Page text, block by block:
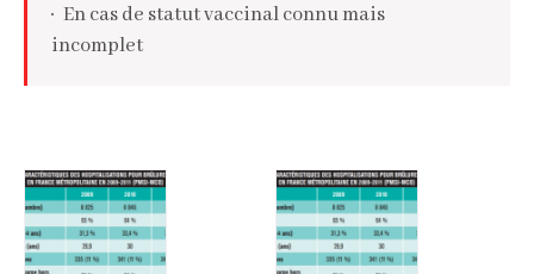
En cas de statut vaccinal connu mais
incomplet